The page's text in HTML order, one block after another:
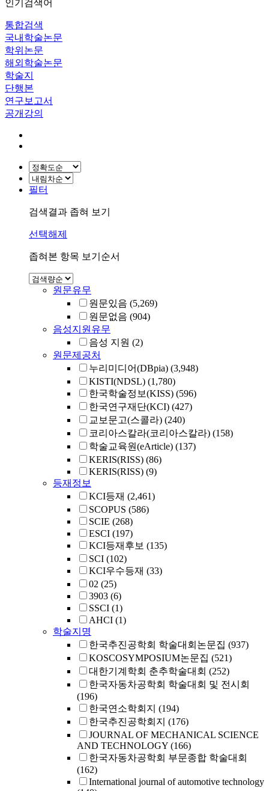
인기검색어
통합검색
국내학술논문
학위논문
해외학술논문
학술지
단행본
연구보고서
공개강의
필터
검색결과 좁혀 보기
선택해제
좁혀본 항목 보기순서
원문유무
원문있음 (5,269)
원문없음 (904)
음성지원유무
음성 지원 (2)
원문제공처
누리미디어(DBpia) (3,948)
KISTI(NDSL) (1,780)
한국학술정보(KISS) (596)
한국연구재단(KCI) (427)
교보문고(스콜라) (240)
코리아스칼라(코리아스칼라) (158)
학술교육원(eArticle) (137)
KERIS(RISS) (86)
KERIS(RISS) (9)
등재정보
KCI등재 (2,461)
SCOPUS (586)
SCIE (268)
ESCI (197)
KCI등재후보 (135)
SCI (102)
KCI우수등재 (33)
02 (25)
3903 (6)
SSCI (1)
AHCI (1)
학술지명
한국추진공학회 학술대회논문집 (937)
KOSCOSYMPOSIUM논문집 (521)
대한기계학회 춘추학술대회 (252)
한국자동차공학회 학술대회 및 전시회
(196)
한국연소학회지 (194)
한국추진공학회지 (176)
JOURNAL OF MECHANICAL SCIENCE
AND TECHNOLOGY (166)
한국자동차공학회 부문종합 학술대회
(162)
International journal of automotive technology